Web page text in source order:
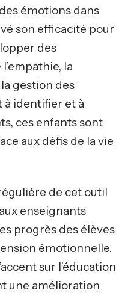
émotions dans
son efficacité pour
des
la
gestion des
à identifier et à
ces enfants sont
aux défis de la vie
de cet outil
enseignants
progrès des élèves
émotionnelle.
sur l’éducation
une amélioration